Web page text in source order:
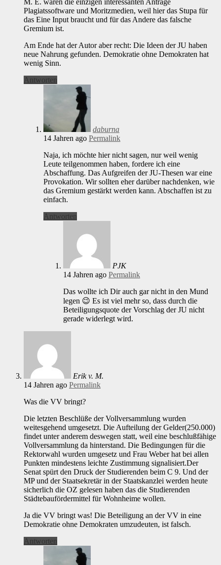
Plagiatssoftware und Moritzmedien, weil hier das Stupa für
das Eine Input braucht und für das Andere das falsche
Gremium ist.
Am Ende hat der Autor aber recht: Die Ideen der JU haben
neue Nahrung gefunden. Demokratie ohne Demokraten hat
wenig Sinn.
Antworten
daburna
14 Jahren ago Permalink
Naja, ich möchte hier nicht sagen, nur weil wenig
Leute teilgenommen haben, fordere ich eine
Abschaffung. Das Aufgreifen der JU-Thesen war eine
Provokation. Wir sollten eher darüber nachdenken, wie
das Gremium gestärkt werden kann. Abschaffen ist zu
einfach.
Antworten
PJK
14 Jahren ago Permalink
Das wollte ich Dir auch gar nicht in den Mund
legen 😉 Es ist viel mehr so, dass durch die
Beteiligungsquote der Vorschlag der JU nicht
gerade widerlegt wird.
Erik v. M.
14 Jahren ago Permalink
Was die VV bringt?
Die letzten Beschlüße der Vollversammlung wurden
weitesgehend umgesetzt. Die Aufteilung der Gelder(250.000)
findet unter anderem deswegen statt, weil eine beschlußfähige
Vollversammlung da hinterstand. Die Bedingungen für die
Rektorwahl wurden umgesetz und Frau Weber hat bei allen
Punkten mindestens leichte Zustimmung signalisiert.Der
Senat spürt den Druck der Studierenden beim C 9. Und der
MP und der Staatsekretär in der Staatskanzlei werden heute
sicherlich die OZ gelesen haben das die Studierenden
Städtebaufördermittel für Wohnheime wollen.
Ja die VV bringt was! Die Beteiligung an der VV in eine
Demokratie ohne Demokraten umzudeuten, ist falsch.
Antworten